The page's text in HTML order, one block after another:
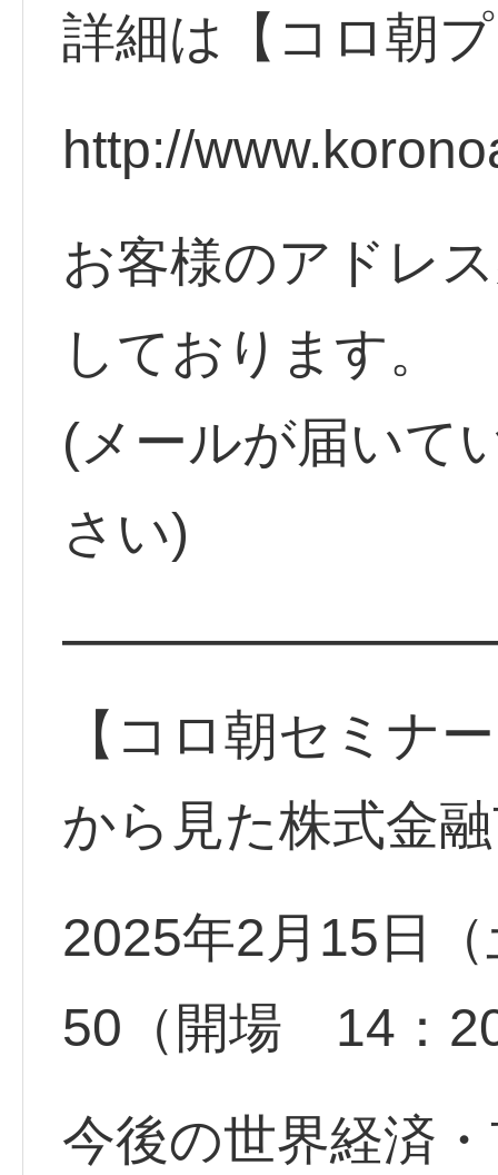
詳細は【コロ朝
http://
お客様のアドレ
しております。
(メールが届いて
さい)
【コロ朝セミナ
から見た株式金
2025年2月15日
50（開場 14：
今後の世界経済